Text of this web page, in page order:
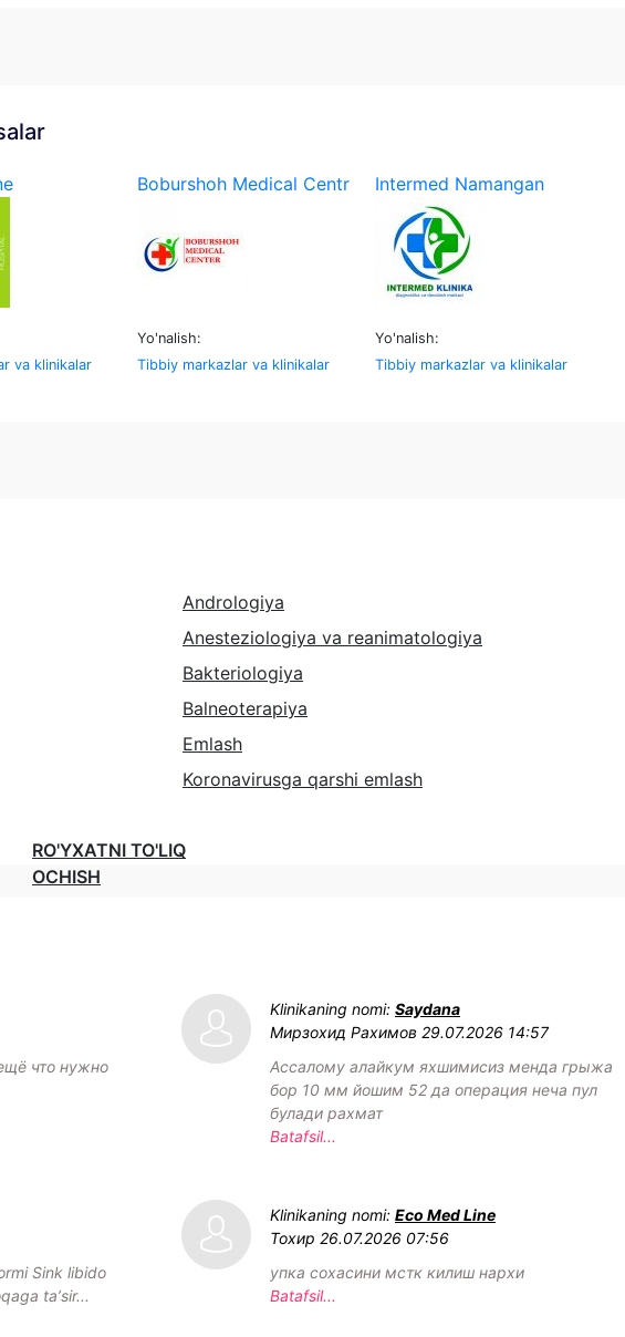
va klinikalar
Boburshoh Medical Centr
Yo'nalish:
Tibbiy markazlar va klinikalar
Intermed Namangan
Yo'nalish:
Tibbiy markazlar va klinikalar
Andrologiya
Anesteziologiya va reanimatologiya
Bakteriologiya
Balneoterapiya
Emlash
Koronavirusga qarshi emlash
RO'YXATNI TO'LIQ
OCHISH
что нужно
Klinikaning nomi: Saydana
Мирзохид Рахимов 29.07.2026 14:57
Ассалому алайкум яхшимисиз менда грыжа
бор 10 мм йошим 52 да операция неча пул
булади рахмат
Batafsil...
Sink libido
taʼsir...
Klinikaning nomi: Eco Med Line
Тохир 26.07.2026 07:56
упка сохасини мстк килиш нархи
Batafsil...